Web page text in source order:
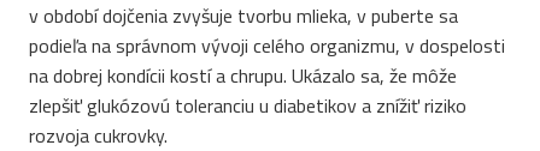
v období dojčenia zvyšuje tvorbu mlieka, v puberte sa
podieľa na správnom vývoji celého organizmu, v dospelosti
na dobrej kondícii kostí a chrupu. Ukázalo sa, že môže
zlepšiť glukózovú toleranciu u diabetikov a znížiť riziko
rozvoja cukrovky.